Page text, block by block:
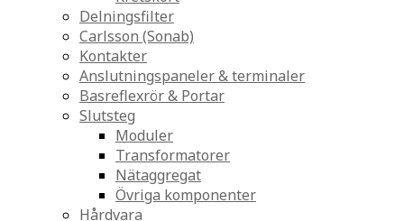
Delningsfilter
Carlsson (Sonab)
Kontakter
Anslutningspaneler & terminaler
Basreflexrör & Portar
Slutsteg
Moduler
Transformatorer
Nätaggregat
Övriga komponenter
Hårdvara